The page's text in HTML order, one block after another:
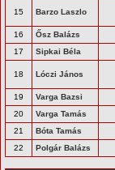
15 Barzo Laszlo
16 Ősz Balázs
17
Sipkai Béla
18 Lóczi János
19 Varga Bazsi
20
Varga Tamás
21
Bóta Tamás
22
Polgár Balázs